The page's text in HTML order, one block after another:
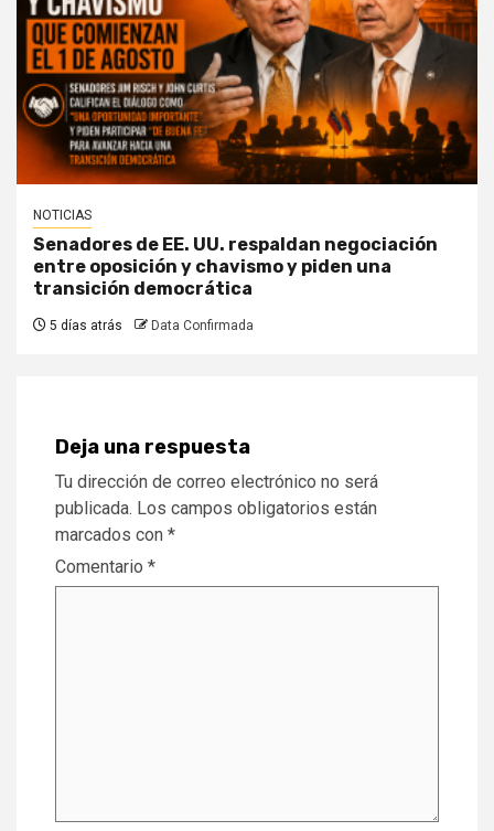
NOTICIAS
Senadores de EE. UU. respaldan negociación
entre oposición y chavismo y piden una
transición democrática
5 días atrás Data Confirmada
Deja una respuesta
Tu dirección de correo electrónico no será
publicada. Los campos obligatorios están
marcados con *
Comentario *